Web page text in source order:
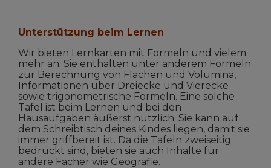
Unterstützung beim Lernen
Wir bieten Lernkarten mit Formeln und vielem
mehr an. Sie enthalten unter anderem Formeln
zur Berechnung von Flächen und Volumina,
Informationen über Dreiecke und Vierecke
sowie trigonometrische Formeln. Eine solche
Tafel ist beim Lernen und bei den
Hausaufgaben äußerst nützlich. Sie kann auf
dem Schreibtisch deines Kindes liegen, damit sie
immer griffbereit ist. Da die Tafeln zweiseitig
bedruckt sind, bieten sie auch Inhalte für
andere Fächer wie Geografie.